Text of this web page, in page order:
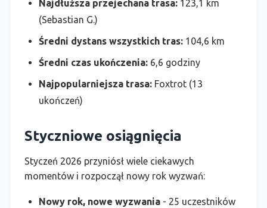
Najdłuższa przejechana trasa: 123,1 km
(Sebastian G.)
Średni dystans wszystkich tras: 104,6 km
Średni czas ukończenia: 6,6 godziny
Najpopularniejsza trasa: Foxtrot (13
ukończeń)
Styczniowe osiągnięcia
Styczeń 2026 przyniósł wiele ciekawych
momentów i rozpoczął nowy rok wyzwań:
Nowy rok, nowe wyzwania - 25 uczestników